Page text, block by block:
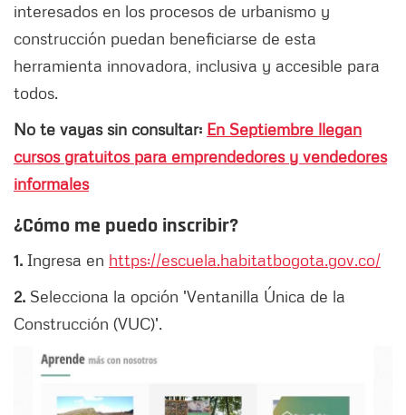
interesados en los procesos de urbanismo y
construcción puedan beneficiarse de esta
herramienta innovadora, inclusiva y accesible para
todos.
No te vayas sin consultar: En Septiembre llegan
cursos gratuitos para emprendedores y vendedores
informales
¿Cómo me puedo inscribir?
1. Ingresa en https://escuela.habitatbogota.gov.co/
2. Selecciona la opción 'Ventanilla Única de la
Construcción (VUC)'.